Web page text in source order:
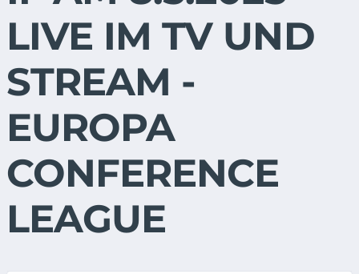
LIVE IM TV UND
STREAM -
EUROPA
CONFERENCE
LEAGUE